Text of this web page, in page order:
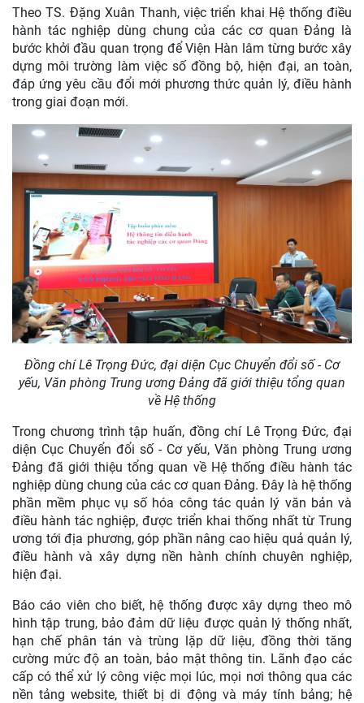
Theo TS. Đặng Xuân Thanh, việc triển khai Hệ thống điều
hành tác nghiệp dùng chung của các cơ quan Đảng là
bước khởi đầu quan trọng để Viện Hàn lâm từng bước xây
dựng môi trường làm việc số đồng bộ, hiện đại, an toàn,
đáp ứng yêu cầu đổi mới phương thức quản lý, điều hành
trong giai đoạn mới.
Đồng chí Lê Trọng Đức, đại diện Cục Chuyển đổi số - Cơ
yếu, Văn phòng Trung ương Đảng đã giới thiệu tổng quan
về Hệ thống
Trong chương trình tập huấn, đồng chí Lê Trọng Đức, đại
diện Cục Chuyển đổi số - Cơ yếu, Văn phòng Trung ương
Đảng đã giới thiệu tổng quan về Hệ thống điều hành tác
nghiệp dùng chung của các cơ quan Đảng. Đây là hệ thống
phần mềm phục vụ số hóa công tác quản lý văn bản và
điều hành tác nghiệp, được triển khai thống nhất từ Trung
ương tới địa phương, góp phần nâng cao hiệu quả quản lý,
điều hành và xây dựng nền hành chính chuyên nghiệp,
hiện đại.
Báo cáo viên cho biết, hệ thống được xây dựng theo mô
hình tập trung, bảo đảm dữ liệu được quản lý thống nhất,
hạn chế phân tán và trùng lặp dữ liệu, đồng thời tăng
cường mức độ an toàn, bảo mật thông tin. Lãnh đạo các
cấp có thể xử lý công việc mọi lúc, mọi nơi thông qua các
nền tảng website, thiết bị di động và máy tính bảng; hệ